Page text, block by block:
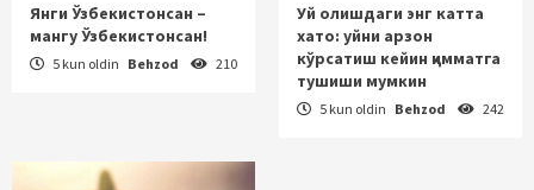
Янги Ўзбекистонсан –
мангу Ўзбекистонсан!
5 kun oldin Behzod 210
Уй олишдаги энг катта
хато: уйни арзон
кўрсатиш кейин қимматга
тушиши мумкин
5 kun oldin Behzod 242